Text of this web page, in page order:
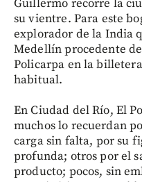
Guillermo recorre la
su vientre. Para este
explorador de la India
Medellín procedente
Policarpa en la
habitual.
En Ciudad del Río, El
muchos lo recuerdan
carga sin falta, por su
profunda; otros por el
producto; pocos, sin